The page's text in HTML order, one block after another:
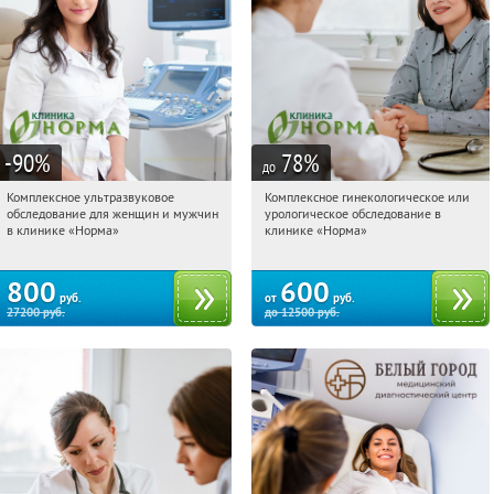
-90%
13:20:35 Купили:
Арбатская
Комплексное ультразвуковое
обследование для женщин и мужчин
в клинике «Норма»
800 руб.
27200руб.
до 78%
13:20:35
Купи первым!
Арбатская
Комплексное гинекологическое или
урологическое обследование в
клинике «Норма»
от 600 руб.
до12500руб.